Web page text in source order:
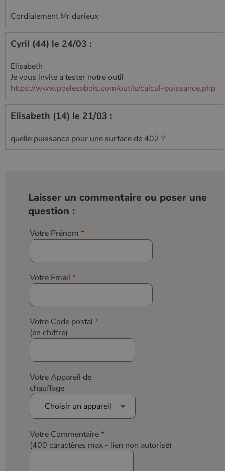
Cordialement Mr durieux
Cyril (44) le 24/03 :
Elisabeth
Je vous invite a tester notre outil
https://www.poelesabois.com/outils/calcul-puissance.php
Elisabeth (14) le 21/03 :
quelle puissance pour une surface de 402 ?
Laisser un commentaire ou poser une
question :
Votre Prénom *
Votre Email *
Votre Code postal *
(en chiffre)
Votre Appareil de
chauffage
Votre Commentaire*
(400 caractères max - lien non autorisé)